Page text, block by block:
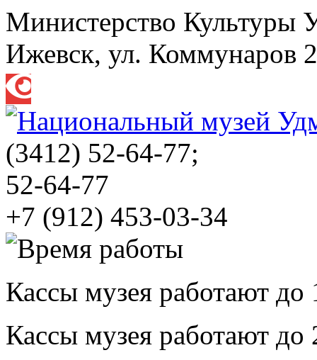
Министерство Культуры
Ижевск, ул. Коммунаров
(3412) 52-64-77;
52-64-77
+7 (912) 453-03-34
Кассы музея работают до
Кассы музея работают